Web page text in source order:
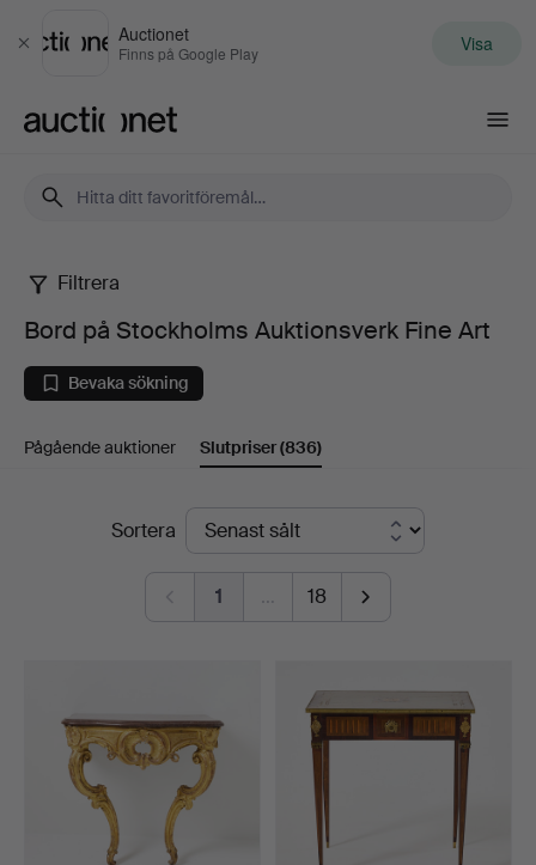
Stäng
Auctionet
Finns på Google Play Visa
Bord
på
Stockholms
Auktionsverk
Filtrera
Bord på Stockholms Auktionsverk Fine Art
Bevaka sökning
Pågående auktioner Slutpriser(836)
SlutpriserSortera
1 … 18